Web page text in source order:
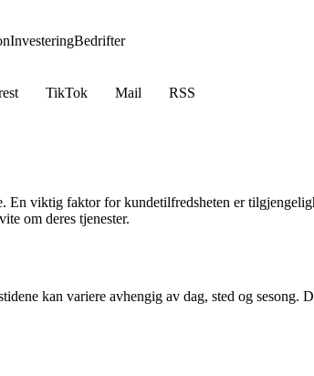
InvesteringBedrifter
TikTok Mail
RSS
viktig faktor for kundetilfredsheten er
om deres tjenester.
kan variere avhengig av dag, sted og